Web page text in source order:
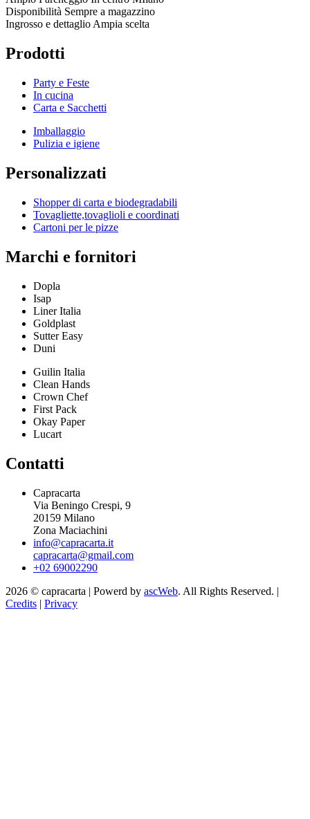
Disponibilità Sempre a magazzino
Ingrosso e dettaglio Ampia scelta
Prodotti
Party e Feste
In cucina
Carta e Sacchetti
Imballaggio
Pulizia e igiene
Personalizzati
Shopper di carta e biodegradabili
Tovagliette,tovaglioli e coordinati
Cartoni per le pizze
Marchi e fornitori
Dopla
Isap
Liner Italia
Goldplast
Sutter Easy
Duni
Guilin Italia
Clean Hands
Crown Chef
First Pack
Okay Paper
Lucart
Contatti
Capracarta
Via Beningo Crespi, 9
20159 Milano
Zona Maciachini
info@capracarta.it
capracarta@gmail.com
+02 69002290
2026 © capracarta | Powerd by ascWeb. All Rights Reserved. |
Credits | Privacy